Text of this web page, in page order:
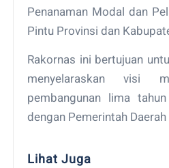
Penanaman Modal dan
Pintu Provinsi dan
Rakornas ini bertujuan
menyelaraskan visi
pembangunan lima
dengan Pemerintah
Lihat Juga